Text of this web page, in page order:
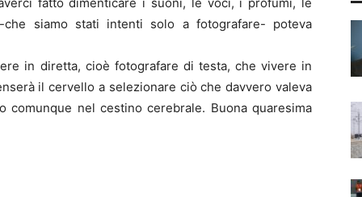
che siamo stati intenti solo a fotografare- poteva
in diretta, cioè fotografare di testa, che vivere in
il cervello a selezionare ciò che davvero valeva
nel cestino cerebrale. Buona quaresima